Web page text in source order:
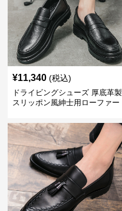
¥11,340 (税込)
ドライビングシューズ 厚底革製
スリッポン風紳士用ローファー